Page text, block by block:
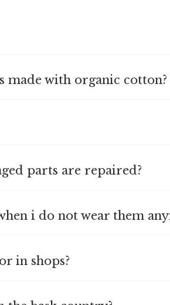
made with organic cotton?
parts are repaired?
i do not wear them
in shops?